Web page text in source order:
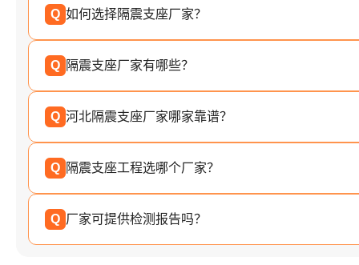
Q 如何选择隔震支座厂家？
Q 隔震支座厂家有哪些？
Q 河北隔震支座厂家哪家靠谱？
Q 隔震支座工程选哪个厂家？
Q 厂家可提供检测报告吗？